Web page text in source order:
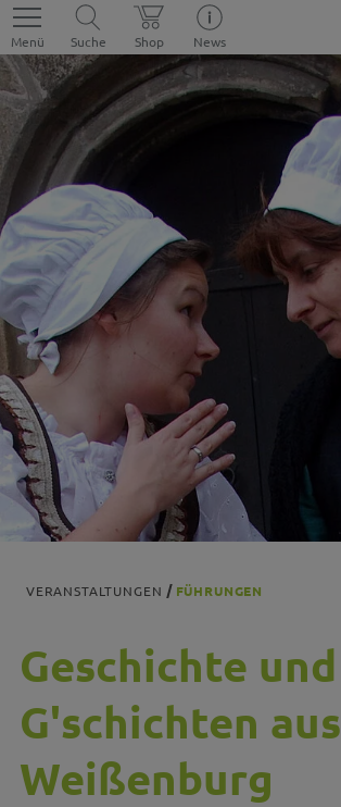
Menü Suche Shop
News
VERANSTALTUNGEN FÜHRUNGEN
Geschichte und
G'schichten aus
Weißenburg